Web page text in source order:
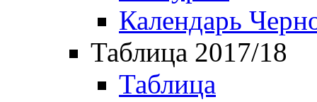
Календарь
Таблица 2017/18
Таблица